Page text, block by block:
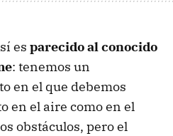
es parecido al conocido
: tenemos un
en el que debemos
en el aire como en el
obstáculos, pero el